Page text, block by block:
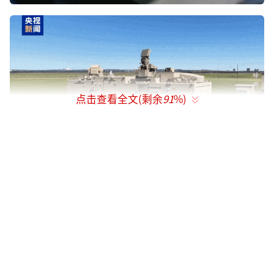
点击查看全文(剩余91%)